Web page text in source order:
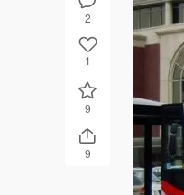
2
1
9
9